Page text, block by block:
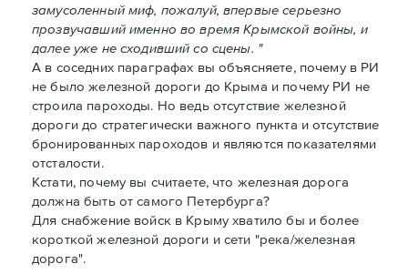
замусоленный миф, пожалуй, впервые серьезно
прозвучавший именно во время Крымской войны, и
далее уже не сходивший со сцены. "
А в соседних параграфах вы объясняете, почему в РИ
не было железной дороги до Крыма и почему РИ не
строила пароходы. Но ведь отсутствие железной
дороги до стратегически важного пункта и отсутствие
бронированных пароходов и являются показателями
отсталости.
Кстати, почему вы считаете, что железная дорога
должна быть от самого Петербурга?
Для снабжение войск в Крыму хватило бы и более
короткой железной дороги и сети "река/железная
дорога".